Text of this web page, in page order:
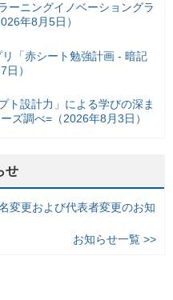
ーニングイノベーショングラ
年8月5日）
「赤シート勉強計画 - 暗記
）
ト設計力」による学びの深ま
ズ調べ=（2026年8月3日）
せ
変更および代表者変更のお知
お知らせ一覧 >>